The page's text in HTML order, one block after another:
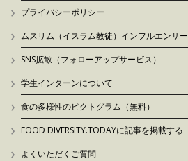
プライバシーポリシー
ムスリム（イスラム教徒）インフルエンサー
SNS拡散（フォローアップサービス）
学生インターンについて
食の多様性のピクトグラム（無料）
FOOD DIVERSITY.TODAYに記事を掲載する
よくいただくご質問